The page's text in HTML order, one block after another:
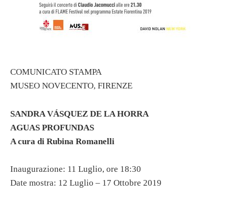
COMUNICATO STAMPA
MUSEO NOVECENTO, FIRENZE
SANDRA VÁSQUEZ DE LA HORRA
AGUAS PROFUNDAS
A cura di Rubina Romanelli
Inaugurazione: 11 Luglio, ore 18:30
Date mostra: 12 Luglio – 17 Ottobre 2019